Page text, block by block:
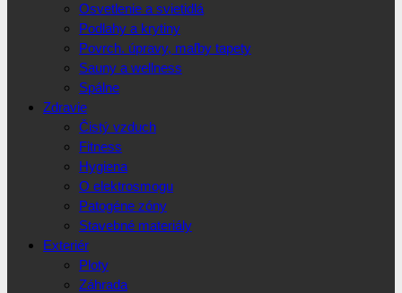
Osvetlenie a svietidlá
Podlahy a krytiny
Povrch. úpravy, maľby tapety
Sauny a wellness
Spálne
Zdravie
Čistý vzduch
Fitness
Hygiena
O elektrosmogu
Patogéne zóny
Stavebné materiály
Exteriér
Ploty
Záhrada